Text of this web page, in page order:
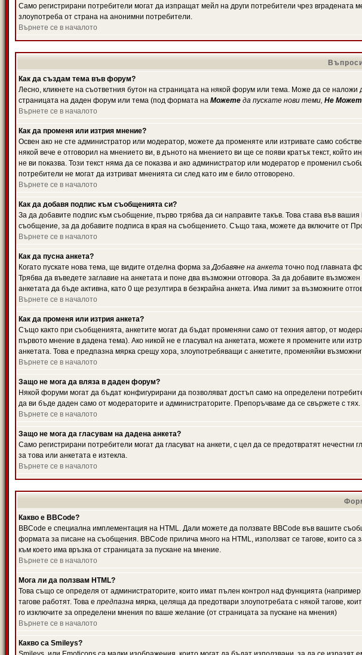
Само регистрирани потребители могат да изпращат мейл на други потребители чрез
злоупотреба от страна на анонимни потребители.
Върнете се в началото
Как да създам тема във форум?
Лесно, кликнете на съответния бутон на страницата на някой форум или тема. Може да се
страницата на даден форум или тема (под формата на Можете да пускате нови теми, Не
Върнете се в началото
Как да променя или изтрия мнение?
Освен ако не сте администратор или модератор, можете да променяте или изтривате само
някой вече е отговорил на мнението ви, в дъното на мнението ви ще се появи кратък текст,
не ви показва. Този текст няма да се показва и ако администратор или модератор е променил
потребители не могат да изтриват мненията си след като им е било отговорено.
Върнете се в началото
Как да добавя подпис към съобщенията си?
За да добавите подпис към съобщение, първо трябва да си направите такъв. Това става във
съобщение, за да добавите подписа в края на съобщението. Също така, можете да включите от
Върнете се в началото
Как да пусна анкета?
Когато пускате нова тема, ще видите отделна форма заДобавяне на анкета точно под главната
Трябва да въведете заглавие на анкетата и поне два възможни отговора. За да добавите
анкетата да бъде активна, като 0 ще резултира в безкрайна анкета. Има лимит за възможните
Върнете се в началото
Как да променя или изтрия анкета?
Също както при съобщенията, анкетите могат да бъдат променяни само от техния автор, от
първото мнение в дадена тема). Ако никой не е гласувал на анкетата, можете я промените или
анкетата. Това е предпазна мярка срещу хора, злоупотребяващи с анкетите, променяйки
Върнете се в началото
Защо не мога да вляза в даден форум?
Някой форуми могат да бъдат конфигурирани да позволяват достъп само на определени
да ви бъде даден само от модераторите и администраторите. Препоръчваме да се свържете с тях.
Върнете се в началото
Защо не мога да гласувам на дадена анкета?
Само регистрирани потребители могат да гласуват на анкети, с цел да се предотвратят
за това или анкетата е изтекла.
Върнете се в началото
Какво е BBCode?
BBCode е специална имплементация на HTML. Дали можете да ползвате BBCode във вашите
формата за писане на съобщения. BBCode прилича много на HTML, използват се тагове, които
към което има връзка от страницата за пускане на мнение.
Върнете се в началото
Мога ли да ползвам HTML?
Това също се определя от администраторите, които имат пълен контрол над функцията
тагове работят. Това е предпазна мярка, целяща да предотвари злоупотребата с някой тагове,
го изключите за определени мнения по ваше желание (от страницата за пускане на мнения)
Върнете се в началото
Какво са Smileys?